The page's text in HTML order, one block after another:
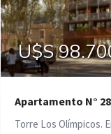
U$S 283.000
U$S
U$S
Apartamento N°
Torre Los Olímpicos.